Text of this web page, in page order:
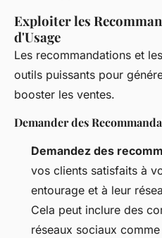
Exploiter les
d'Usage
Les recommandations et
outils puissants pour
booster les ventes.
Demander des
Demandez des
vos clients satisfaits à
entourage et à leur
Cela peut inclure des
réseaux sociaux